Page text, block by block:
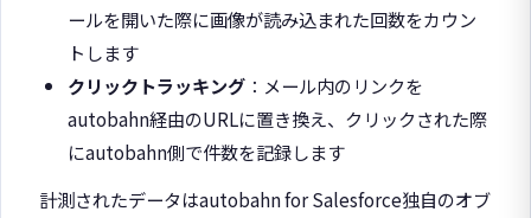
ールを開いた際に画像が読み込まれた回数をカウン
トします
クリックトラッキング ：メール内のリンクを
autobahn経由のURLに置き換え、クリックされた際
にautobahn側で件数を記録します
計測されたデータはautobahn for Salesforce独自のオブ